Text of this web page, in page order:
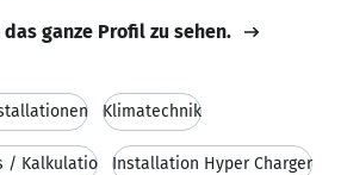
ganze Profil zu sehen.
Klimatechnik
/ Kalkulatio Installation Hyper Charger